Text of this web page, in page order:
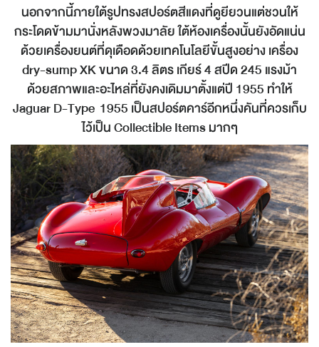
นอกจากนี้ภายใต้รูปทรงสปอร์ตสีแดงที่ดูยียวนแต่ชวนให้
กระโดดข้ามมานั่งหลังพวงมาลัย ใต้ห้องเครื่องนั้นยังอัดแน่น
ด้วยเครื่องยนต์ที่ดุเดือดด้วยเทคโนโลยีขั้นสูงอย่าง เครื่อง
dry-sump XK ขนาด 3.4 ลิตร เกียร์ 4 สปีด 245 แรงม้า
ด้วยสภาพและอะไหล่ที่ยังคงเดิมมาตั้งแต่ปี 1955 ทำให้
Jaguar D-Type 1955 เป็นสปอร์ตคาร์อีกหนึ่งคันที่ควรเก็บ
ไว้เป็น Collectible Items มากๆ